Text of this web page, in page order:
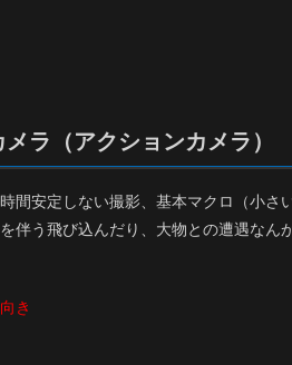
ラ（アクションカメラ）
間安定しない撮影、基本マクロ（小さ
伴う飛び込んだり、大物との遭遇なん
き